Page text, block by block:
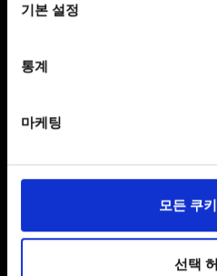
Collect information
Identify your device
Find out more about how
일부 쿠키는 웹 사이트를 정상
관련 기술적 피드백을 제공하
환경을 개선하기 위해 사용됩
기본 설정
통계
마케팅
모든 쿠
선택
보내기
개인 정보 처리 관련 정보